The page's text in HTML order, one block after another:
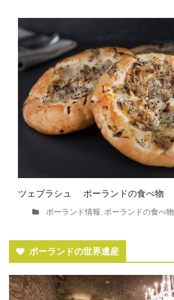
ツェブラシュ ポーランドの食べ物
ポーランド情報, ポーランドの食べ物
ポーランドの世界遺産